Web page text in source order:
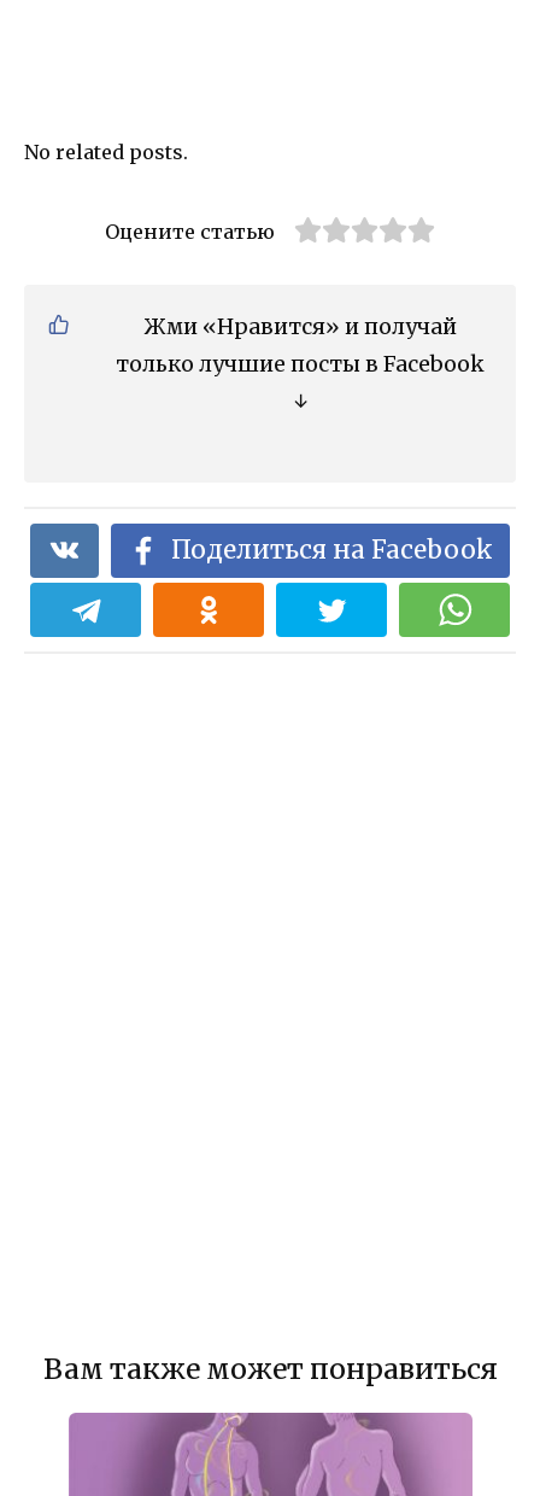
No related posts.
Оцените статью
Жми «Нравится» и получай
только лучшие посты в Facebook
↓
Поделиться на Facebook
Вам также может понравиться